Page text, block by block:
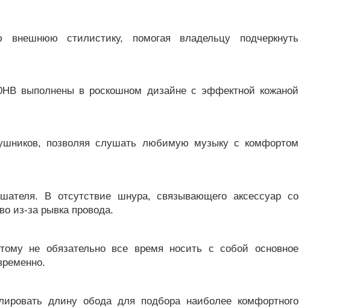
стилистику, помогая владельцу подчеркнуть
выполнены в роскошном дизайне с эффектной кожаной
позволяя слушать любимую музыку с комфортом
В отсутствие шнура, связывающего аксессуар со
из-за рывка провода.
не обязательно все время носить с собой основное
длину обода для подбора наиболее комфортного